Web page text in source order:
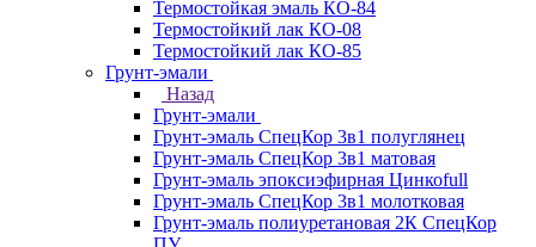
Термостойкая эмаль КО-84
Термостойкий лак КО-08
Термостойкий лак КО-85
Грунт-эмали
Назад
Грунт-эмали
Грунт-эмаль СпецКор 3в1 полуглянец
Грунт-эмаль СпецКор 3в1 матовая
Грунт-эмаль эпоксиэфирная Цинкоfull
Грунт-эмаль СпецКор 3в1 молотковая
Грунт-эмаль полиуретановая 2К СпецКор